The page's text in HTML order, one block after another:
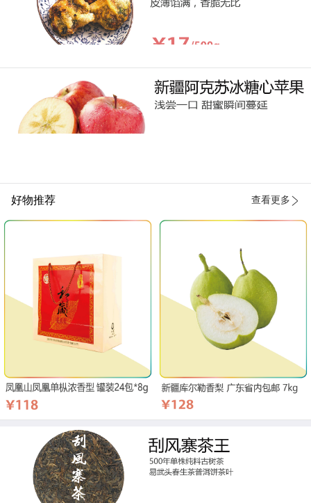
好物推荐 查看更多